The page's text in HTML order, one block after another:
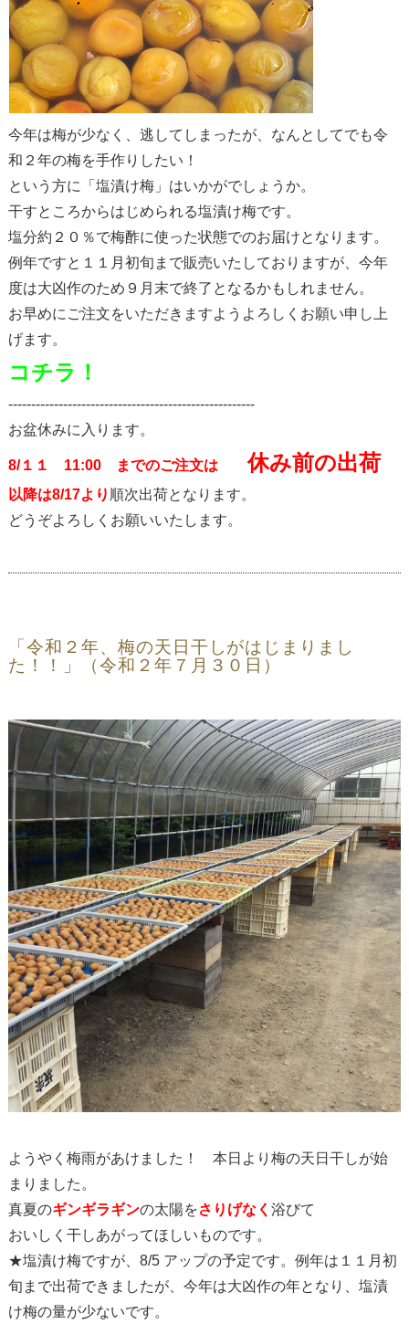
今年は梅が少なく、逃してしまったが、なんとしてでも令
和２年の梅を手作りしたい！
という方に「塩漬け梅」はいかがでしょうか。
干すところからはじめられる塩漬け梅です。
塩分約２０％で梅酢に使った状態でのお届けとなります。
例年ですと１１月初旬まで販売いたしておりますが、今年
度は大凶作のため９月末で終了となるかもしれません。
お早めにご注文をいただきますようよろしくお願い申し上
げます。
コチラ！
------------------------------------------------------
お盆休みに入ります。
8/１１ 11:00 までのご注文は休み前の出荷
以降は8/17より 順次出荷となります。
どうぞよろしくお願いいたします。
「令和２年、梅の天日干しがはじまりまし
た！！」（令和２年７月３０日）
ようやく梅雨があけました！ 本日より梅の天日干しが始
まりました。
真夏のギンギラギンの太陽をさりげなく 浴びて
おいしく干しあがってほしいものです。
★塩漬け梅ですが、8/5 アップの予定です。例年は１１月初
旬まで出荷できましたが、今年は大凶作の年となり、塩漬
け梅の量が少ないです。